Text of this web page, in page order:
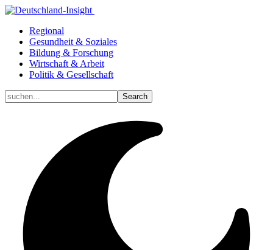
Regional
Gesundheit & Soziales
Bildung & Forschung
Wirtschaft & Arbeit
Politik & Gesellschaft